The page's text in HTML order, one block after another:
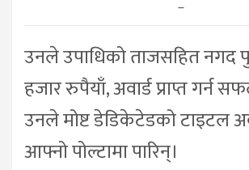
–
उनले उपाधिको ताजसहित नगद
हजार रुपैयाँ, अवार्ड प्राप्त गर्न
उनले मोष्ट डेडिकेटेडको टाइटल
आफ्नो पोल्टामा पारिन्।